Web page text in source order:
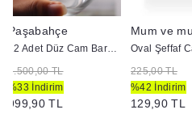
Paşabahçe
12 Adet Düz Cam Bardak - Doluma Uygun
1.500,00 TL
%33 İndirim
999,90 TL
Mum ve
225,00 TL
%42 İndirim
129,90 TL